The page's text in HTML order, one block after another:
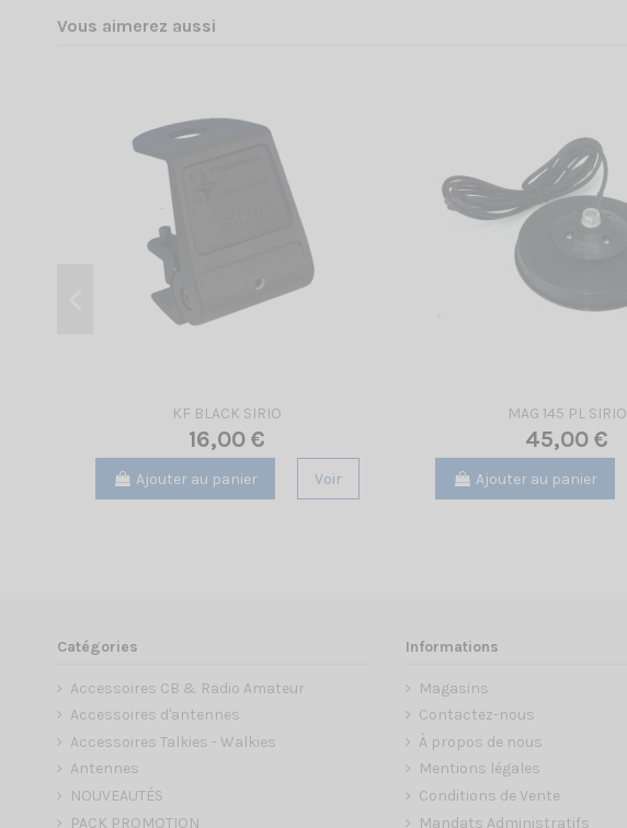
Vous aimerez aussi
KF BLACK SIRIO
16,00 €
Ajouter au panier Voir
MAG 145 PL SIRIO
45,00 €
Ajouter au panier
Catégories
Accessoires CB & Radio Amateur
Accessoires d'antennes
Accessoires Talkies - Walkies
Antennes
NOUVEAUTÉS
PACK PROMOTION
Informations
Magasins
Contactez-nous
À propos de nous
Mentions légales
Conditions de Vente
Mandats Administratifs